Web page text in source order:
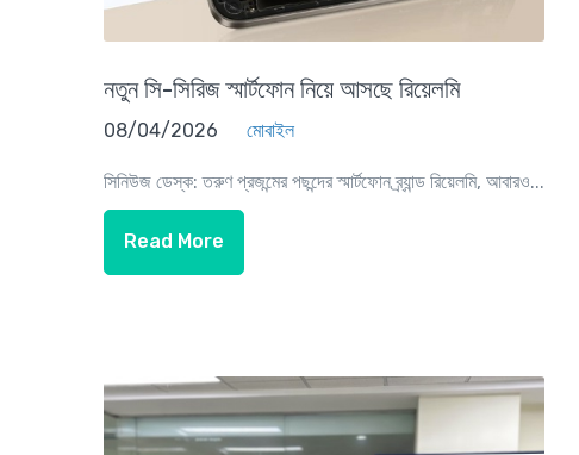
নতুন সি-সিরিজ স্মার্টফোন নিয়ে আসছে রিয়েলমি
08/04/2026 মোবাইল
সিনিউজ ডেস্ক: তরুণ প্রজন্মের পছন্দের স্মার্টফোন ব্র্যান্ড রিয়েলমি, আবারও...
Read More